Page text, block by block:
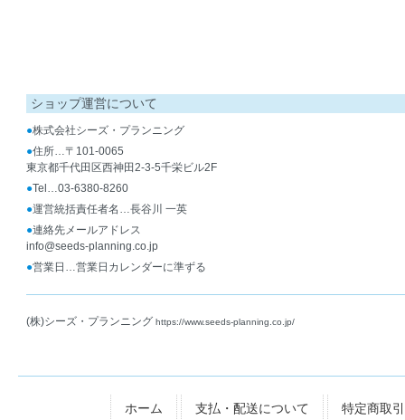
ショップ運営について
●株式会社シーズ・プランニング
●住所…〒101-0065
東京都千代田区西神田2-3-5千栄ビル2F
●Tel…03-6380-8260
●運営統括責任者名…長谷川 一英
●連絡先メールアドレス
info@seeds-planning.co.jp
●営業日…営業日カレンダーに準ずる
(株)シーズ・プランニング https://www.seeds-planning.co.jp/
ホーム 支払・配送について 特定商取